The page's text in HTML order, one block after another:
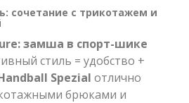
сочетание с трикотажем и
замша в спорт-шике
стиль = удобство +
Spezial отлично
брюками и